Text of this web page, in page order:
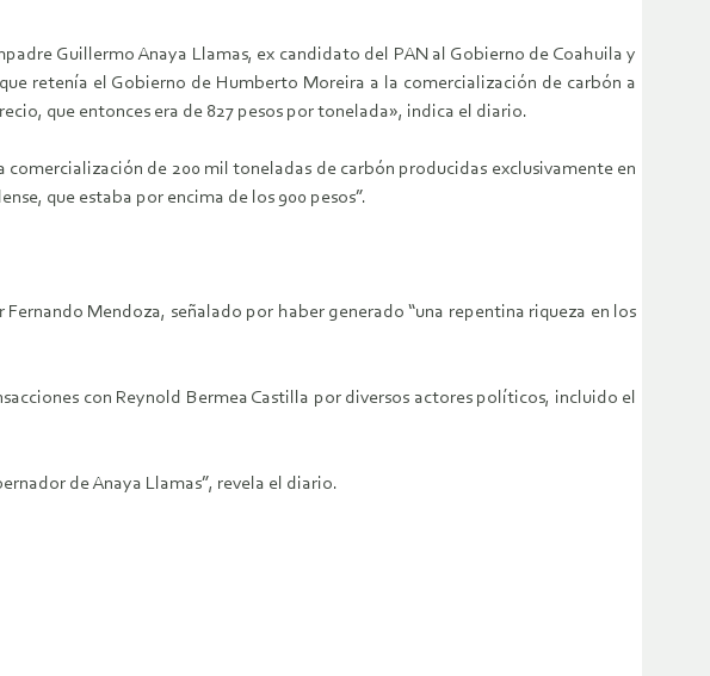
Guillermo Anaya Llamas, ex candidato del PAN al Gobierno de Coahuila y
retenía el Gobierno de Humberto Moreira a la comercialización de carbón a
que entonces era de 827 pesos por tonelada», indica el diario.
de 200 mil toneladas de carbón producidas exclusivamente en
que estaba por encima de los 900 pesos”.
Mendoza, señalado por haber generado “una repentina riqueza en los
con Reynold Bermea Castilla por diversos actores políticos, incluido el
de Anaya Llamas”, revela el diario.